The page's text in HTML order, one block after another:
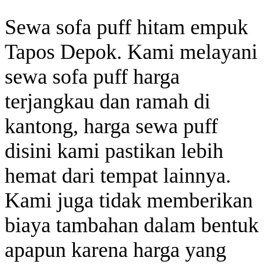
Sewa sofa puff hitam empuk
Tapos Depok. Kami melayani
sewa sofa puff harga
terjangkau dan ramah di
kantong, harga sewa puff
disini kami pastikan lebih
hemat dari tempat lainnya.
Kami juga tidak memberikan
biaya tambahan dalam bentuk
apapun karena harga yang